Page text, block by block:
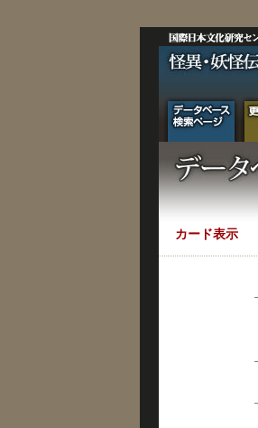
カード表示